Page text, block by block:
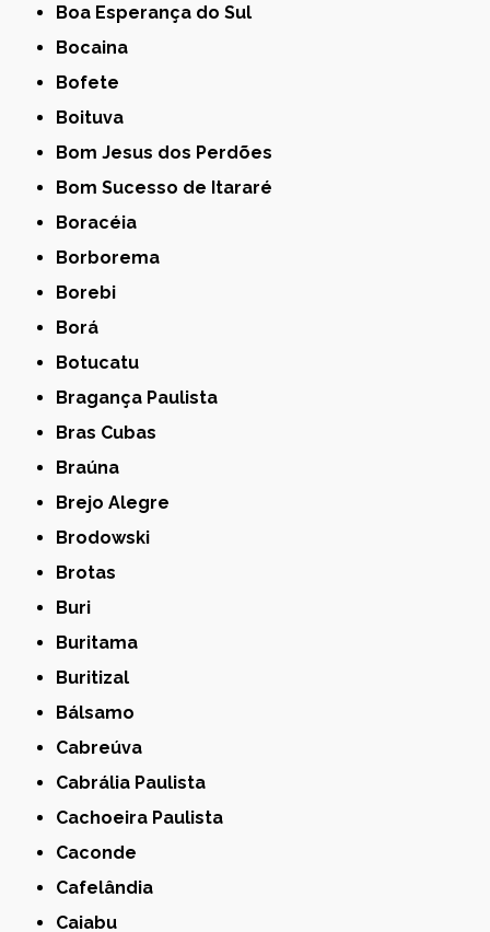
Boa Esperança do Sul
Bocaina
Bofete
Boituva
Bom Jesus dos Perdões
Bom Sucesso de Itararé
Boracéia
Borborema
Borebi
Borá
Botucatu
Bragança Paulista
Bras Cubas
Braúna
Brejo Alegre
Brodowski
Brotas
Buri
Buritama
Buritizal
Bálsamo
Cabreúva
Cabrália Paulista
Cachoeira Paulista
Caconde
Cafelândia
Caiabu